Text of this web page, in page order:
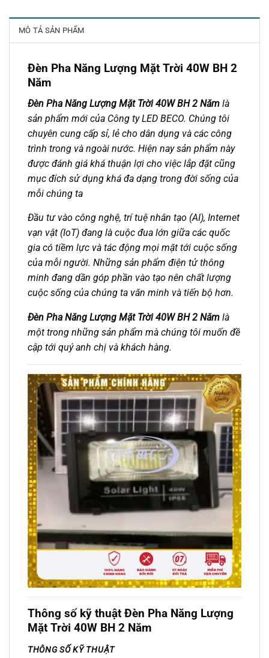
MÔ TẢ SẢN PHẨM
Đèn Pha Năng Lượng Mặt Trời 40W BH 2
Năm
Đèn Pha Năng Lượng Mặt Trời 40W BH 2 Năm là
sản phẩm mới của Công ty LED BECO. Chúng tôi
chuyên cung cấp sỉ, lẻ cho dân dụng và các công
trình trong và ngoài nước. Hiện nay sản phẩm này
được đánh giá khá thuận lợi cho việc lắp đặt cũng
mục đích sử dụng khá đa dạng trong đời sống của
mỗi chúng ta
Đầu tư vào công nghệ, trí tuệ nhân tạo (AI), Internet
vạn vật (IoT) đang là cuộc đua lớn giữa các quốc
gia có tiềm lực và tác động mọi mặt tới cuộc sống
của mỗi người. Những sản phẩm điện tử thông
minh đang dần góp phần vào tạo nên chất lượng
cuộc sống của chúng ta văn minh và tiến bộ hơn.
Đèn Pha Năng Lượng Mặt Trời 40W BH 2 Năm là
một trong những sản phẩm mà chúng tôi muốn đề
cập tới quý anh chị và khách hàng.
Thông số kỹ thuật Đèn Pha Năng Lượng
Mặt Trời 40W BH 2 Năm
THÔNG SỐ KỸ THUẬT